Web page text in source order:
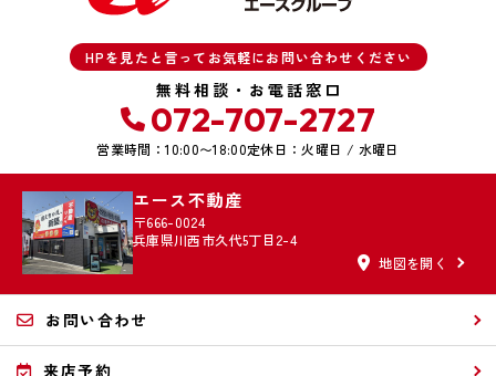
HPを見たと言ってお気軽にお問い合わせください
無料相談・お電話窓口
072-707-2727
営業時間：10:00〜18:00定休日：火曜日 / 水曜日
エース不動産
〒666-0024
兵庫県川西市久代5丁目2-4
地図を開く
お問い合わせ
来店予約